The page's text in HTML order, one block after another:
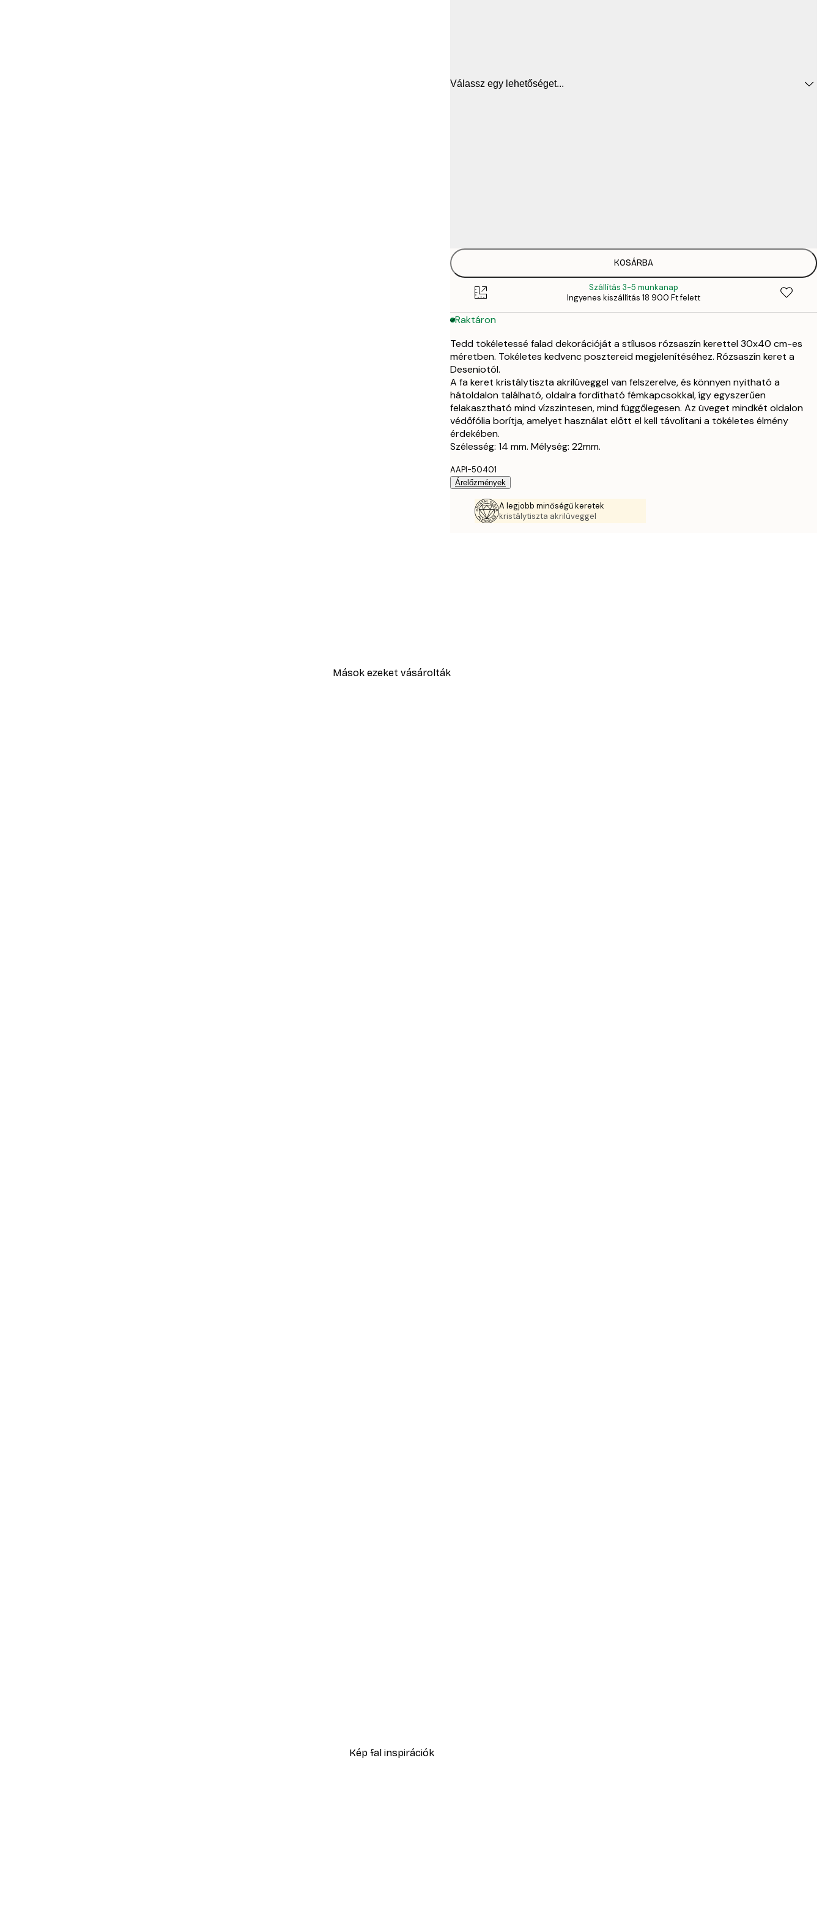
Válassz egy lehetőséget...
12
KOSÁRBA
Szállítás 3-5 munkanap
Ingyenes kiszállítás 18 900 Ft felett
Raktáron
Tedd tökéletessé falad dekorációját a stílusos rózsaszín kerettel 30x40 cm-es
méretben. Tökéletes kedvenc posztereid megjelenítéséhez. Rózsaszín keret a
Deseniotól.
A fa keret kristálytiszta akrilüveggel van felszerelve, és könnyen nyitható a
hátoldalon található, oldalra fordítható fémkapcsokkal, így egyszerűen
felakasztható mind vízszintesen, mind függőlegesen. Az üveget mindkét oldalon
védőfólia borítja, amelyet használat előtt el kell távolítani a tökéletes élmény
érdekében.
Szélesség: 14 mm. Mélység: 22mm.
AAPI-50401
Árelőzmények
A legjobb minőségű keretek
kristálytiszta akrilüveggel
Mások ezeket vásárolták
Kép fal inspirációk